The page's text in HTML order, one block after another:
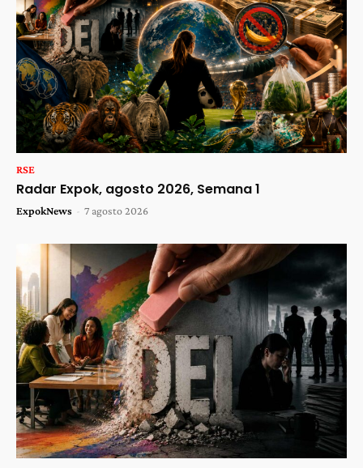
RSE
Radar Expok, agosto 2026, Semana 1
ExpokNews - 7 agosto 2026